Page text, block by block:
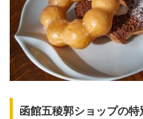
函館五稜郭ショップの特